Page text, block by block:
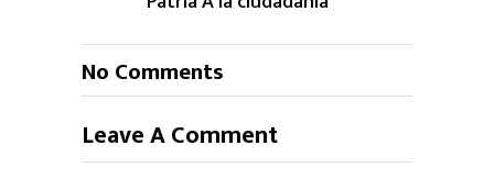
No Comments
Leave A Comment